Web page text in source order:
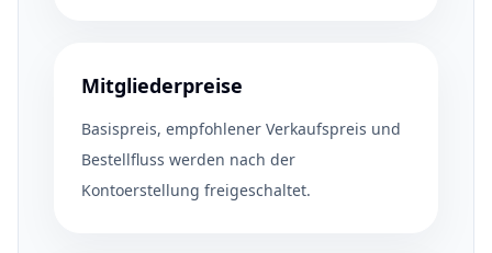
Mitgliederpreise
Basispreis, empfohlener Verkaufspreis und
Bestellfluss werden nach der
Kontoerstellung freigeschaltet.